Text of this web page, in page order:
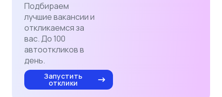
Подбираем
лучшие вакансии и
откликаемся за
вас. До 100
автооткликов в
день.
Запустить
отклики